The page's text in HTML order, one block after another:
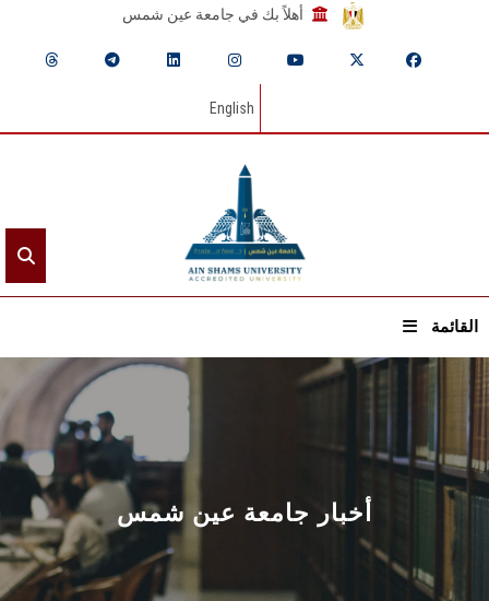
أهلاً بك في جامعة عين شمس
English
القائمة
الرئيسيـة
عن الجامعة
القطاعـات
الشئون الأكاديمية
أخبار جامعة عين شمس